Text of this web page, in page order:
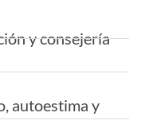
y consejería
autoestima y